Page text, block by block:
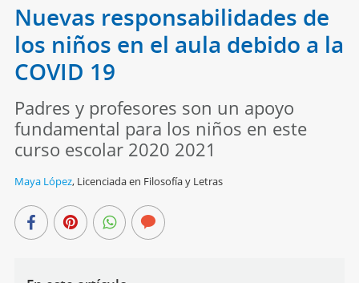
Nuevas responsabilidades de
los niños en el aula debido a la
COVID 19
Padres y profesores son un apoyo
fundamental para los niños en este
curso escolar 2020 2021
Maya López, Licenciada en Filosofía y Letras